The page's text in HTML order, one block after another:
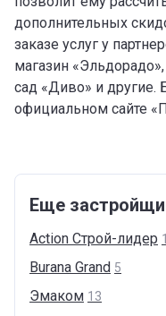
дополнительных
заказе услуг у
магазин
сад «Диво» и
официальном сайте
Еще
Action Cтрой-лидер 1
Burana Grand 5
Эмаком 13